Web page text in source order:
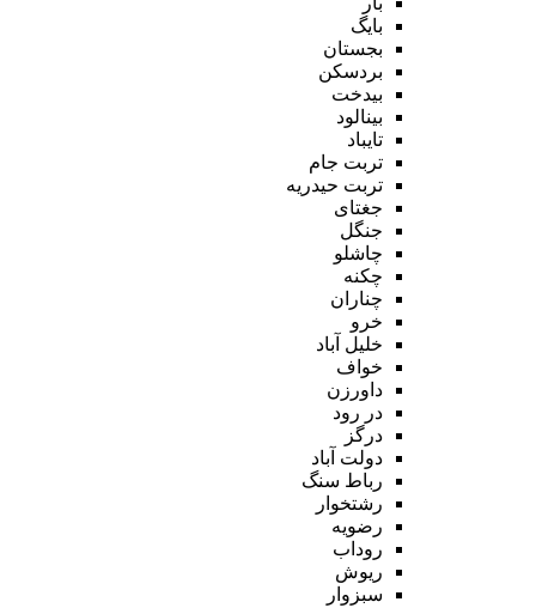
بایگ
بجستان
بردسکن
بیدخت
بینالود
تایباد
تربت جام
تربت حیدریه
جغتای
جنگل
چاشلو
چکنه
چناران
خرو
خلیل آباد
خواف
داورزن
در رود
درگز
دولت آباد
رباط سنگ
رشتخوار
رضویه
روداب
ریوش
سبزوار